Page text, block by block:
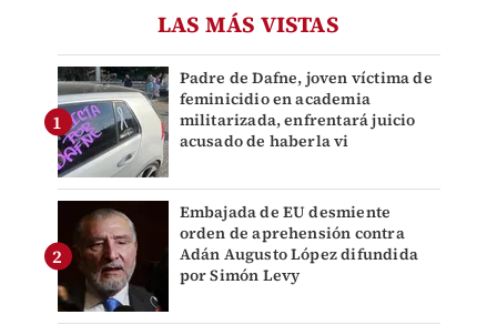
LAS MÁS VISTAS
Padre de Dafne, joven víctima de
feminicidio en academia
militarizada, enfrentará juicio
acusado de haberla vi
Embajada de EU desmiente
orden de aprehensión contra
Adán Augusto López difundida
por Simón Levy